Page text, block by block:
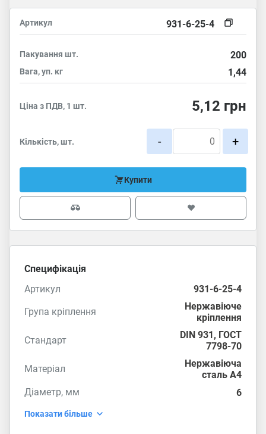
Артикул 931-6-25-4
Пакування шт. 200
Вага, уп. кг 1,44
Ціна з ПДВ, 1 шт. 5,12 грн
Кількість, шт. - +
Купити
Специфікація
Артикул
931-6-25-4
Група кріплення
Нержавіюче
кріплення
Стандарт
DIN 931, ГОСТ
7798-70
Матеріал
Нержавіюча
сталь А4
Діаметр, мм
6
Показати більше